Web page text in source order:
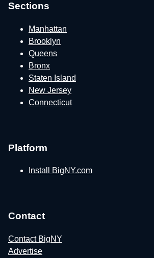
Sections
Manhattan
Brooklyn
Queens
Bronx
Staten Island
New Jersey
Connecticut
Platform
Install BigNY.com
Contact
Contact BigNY
Advertise